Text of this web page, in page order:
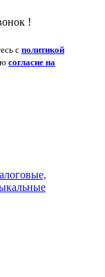
!
с политикой
согласие на